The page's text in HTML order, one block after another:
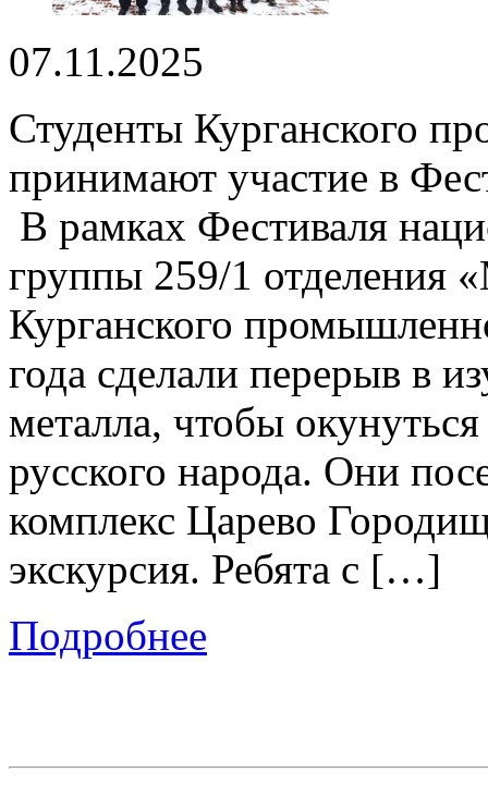
07.11.2025
Студенты Курганского
принимают участие в
В рамках Фестиваля
группы 259/1 отделения
Курганского
года сделали перерыв в
металла, чтобы
русского народа. Они
комплекс Царево
экскурсия. Ребята с […]
Подробнее